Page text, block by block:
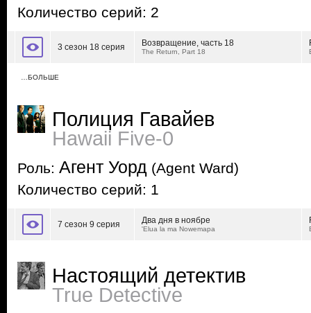
Количество серий: 2
3 сезон 18 серия Возвращение, часть 18
The Return, Part 18
…БОЛЬШЕ
Полиция Гавайев
Hawaii Five-0
Роль: Агент Уорд (Agent Ward)
Количество серий: 1
7 сезон 9 серия Два дня в ноябре
'Elua la ma Nowemapa
Настоящий детектив
True Detective